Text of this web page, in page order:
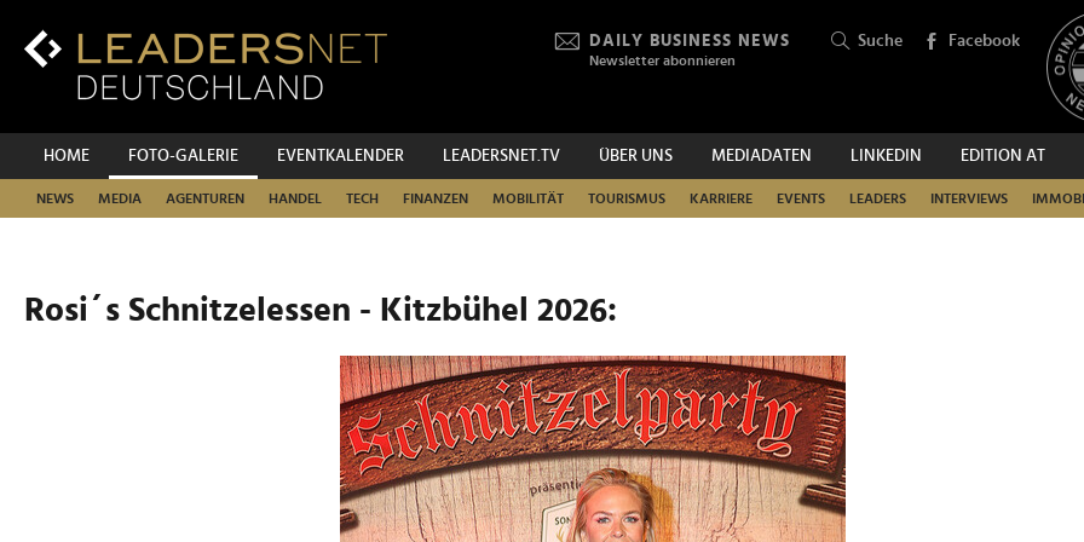
Inhalt
Hauptnavigation
DAILY BUSINESS NEWS
Newsletter abonnieren
Suche Facebook
HOME FOTO-GALERIE EVENTKALENDER LEADERSNET.TV ÜBER UNS MEDIADATEN LINKEDIN EDITION AT
NEWS MEDIA AGENTUREN HANDEL TECH FINANZEN MOBILITÄT TOURISMUS KARRIERE EVENTS LEADERS INTERVIEWS
SUCHEN
Rosi´s Schnitzelessen - Kitzbühel 2026: